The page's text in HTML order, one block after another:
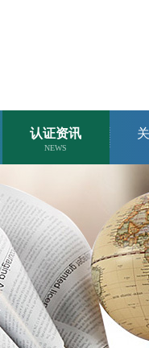
认证资讯
NEWS